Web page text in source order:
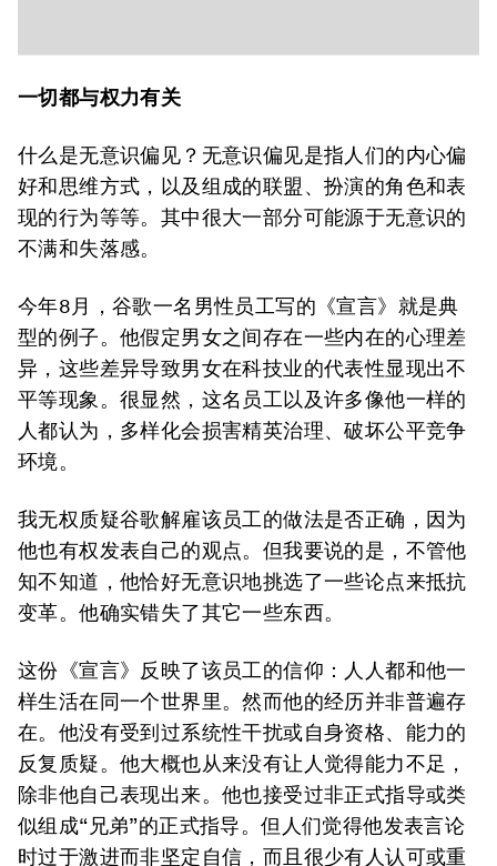
一切都与权力有关
什么是无意识偏见？无意识偏见是指人们的内心偏
好和思维方式，以及组成的联盟、扮演的角色和表
现的行为等等。其中很大一部分可能源于无意识的
不满和失落感。
今年8月，谷歌一名男性员工写的《宣言》就是典
型的例子。他假定男女之间存在一些内在的心理差
异，这些差异导致男女在科技业的代表性显现出不
平等现象。很显然，这名员工以及许多像他一样的
人都认为，多样化会损害精英治理、破坏公平竞争
环境。
我无权质疑谷歌解雇该员工的做法是否正确，因为
他也有权发表自己的观点。但我要说的是，不管他
知不知道，他恰好无意识地挑选了一些论点来抵抗
变革。他确实错失了其它一些东西。
这份《宣言》反映了该员工的信仰：人人都和他一
样生活在同一个世界里。然而他的经历并非普遍存
在。他没有受到过系统性干扰或自身资格、能力的
反复质疑。他大概也从来没有让人觉得能力不足，
除非他自己表现出来。他也接受过非正式指导或类
似组成“兄弟”的正式指导。但人们觉得他发表言论
时过于激进而非坚定自信，而且很少有人认可或重